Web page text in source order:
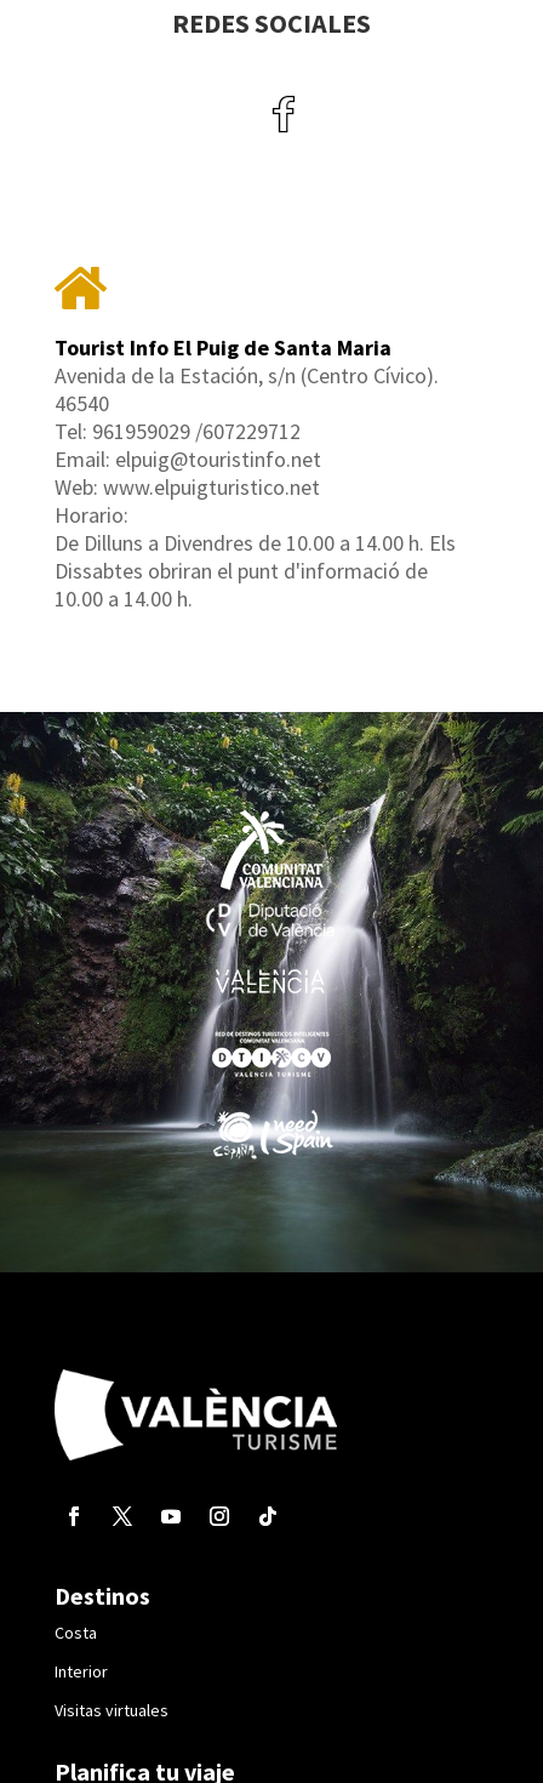
REDES SOCIALES
Tourist Info El Puig de Santa Maria
Avenida de la Estación, s/n (Centro Cívico).
46540
Tel: 961959029 /607229712
Email: elpuig@touristinfo.net
Web: www.elpuigturistico.net
Horario:
De Dilluns a Divendres de 10.00 a 14.00 h. Els
Dissabtes obriran el punt d'informació de
10.00 a 14.00 h.
Destinos
Costa
Interior
Visitas virtuales
Planifica tu viaje